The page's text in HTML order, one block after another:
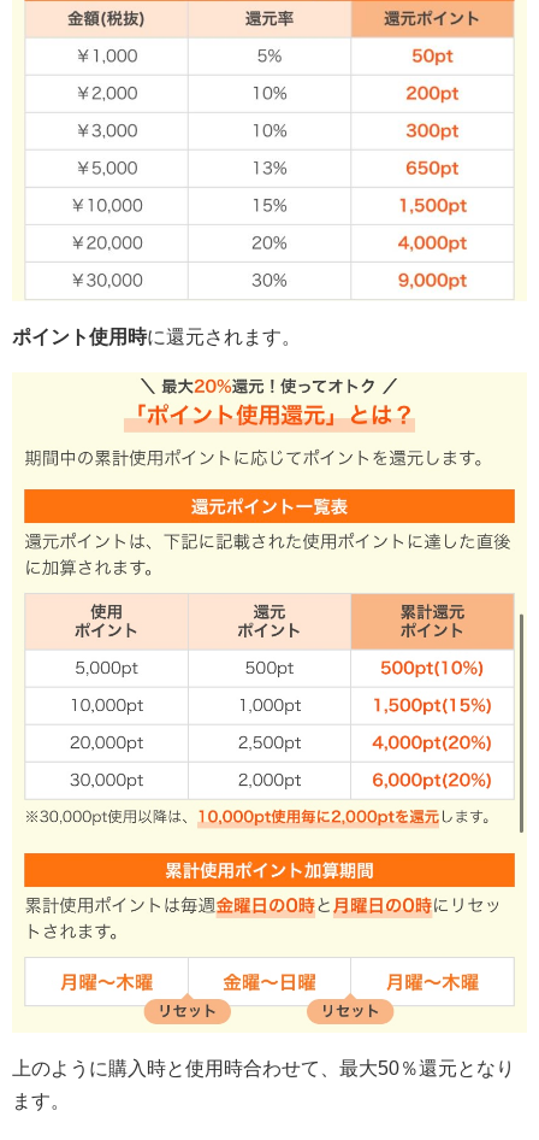
ポイント使用時に還元されます。
上のように購入時と使用時合わせて、最大50％還元となり
ます。